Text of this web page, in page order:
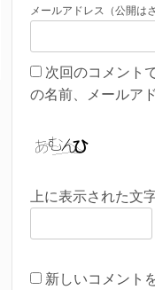
メールアドレス（公開は
次回のコメント
の名前、メールア
上に表示された文
新しいコメント